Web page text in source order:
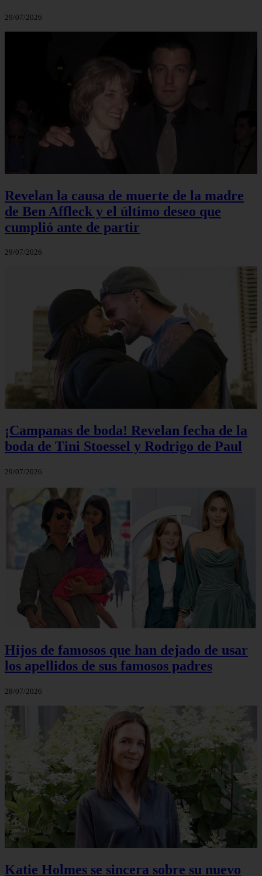
29/07/2026
Revelan la causa de muerte de la madre
de Ben Affleck y el último deseo que
cumplió ante de partir
29/07/2026
¡Campanas de boda! Revelan fecha de la
boda de Tini Stoessel y Rodrigo de Paul
29/07/2026
Hijos de famosos que han dejado de usar
los apellidos de sus famosos padres
28/07/2026
Katie Holmes se sincera sobre su nuevo